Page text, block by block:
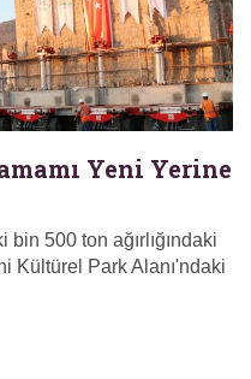
Yeni Yerine
500 ton ağırlığındaki
Kültürel Park Alanı'ndaki